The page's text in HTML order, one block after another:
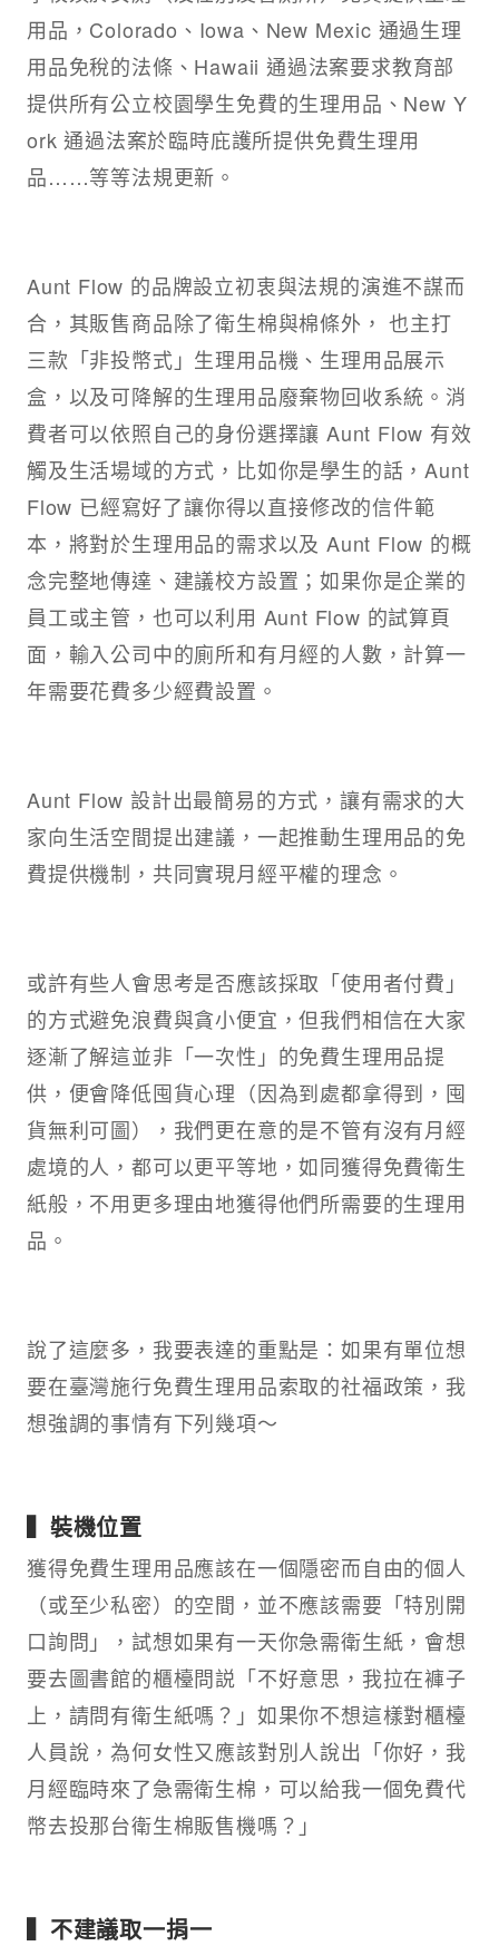
用品，Colorado、Iowa、New Mexic 通過生理
用品免稅的法條、Hawaii 通過法案要求教育部
提供所有公立校園學生免費的生理用品、New Y
ork 通過法案於臨時庇護所提供免費生理用
品……等等法規更新。
Aunt Flow 的品牌設立初衷與法規的演進不謀而
合，其販售商品除了衛生棉與棉條外， 也主打
三款「非投幣式」生理用品機、生理用品展示
盒，以及可降解的生理用品廢棄物回收系統。消
費者可以依照自己的身份選擇讓 Aunt Flow 有效
觸及生活場域的方式，比如你是學生的話，Aunt
Flow 已經寫好了讓你得以直接修改的信件範
本，將對於生理用品的需求以及 Aunt Flow 的概
念完整地傳達、建議校方設置；如果你是企業的
員工或主管，也可以利用 Aunt Flow 的試算頁
面，輸入公司中的廁所和有月經的人數，計算一
年需要花費多少經費設置。
Aunt Flow 設計出最簡易的方式，讓有需求的大
家向生活空間提出建議，一起推動生理用品的免
費提供機制，共同實現月經平權的理念。
或許有些人會思考是否應該採取「使用者付費」
的方式避免浪費與貪小便宜，但我們相信在大家
逐漸了解這並非「一次性」的免費生理用品提
供，便會降低囤貨心理（因為到處都拿得到，囤
貨無利可圖），我們更在意的是不管有沒有月經
處境的人，都可以更平等地，如同獲得免費衛生
紙般，不用更多理由地獲得他們所需要的生理用
品。
說了這麼多，我要表達的重點是：如果有單位想
要在臺灣施行免費生理用品索取的社福政策，我
想強調的事情有下列幾項～
▍裝機位置
獲得免費生理用品應該在一個隱密而自由的個人
（或至少私密）的空間，並不應該需要「特別開
口詢問」，試想如果有一天你急需衛生紙，會想
要去圖書館的櫃檯問説「不好意思，我拉在褲子
上，請問有衛生紙嗎？」如果你不想這樣對櫃檯
人員說，為何女性又應該對別人說出「你好，我
月經臨時來了急需衛生棉，可以給我一個免費代
幣去投那台衛生棉販售機嗎？」
▍不建議取一捐一